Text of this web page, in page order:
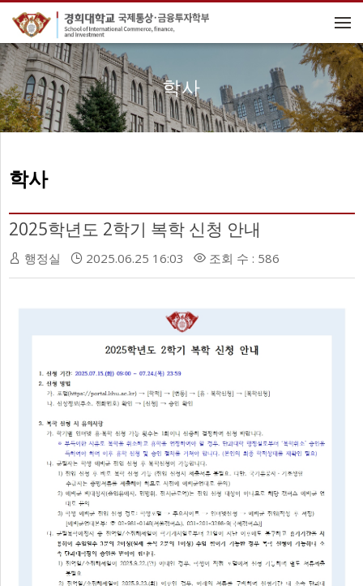
메뉴 건너뛰기
학사
학사
2025학년도 2학기 복학 신청 안내
행정실 2025.06.25 16:03 조회 수 : 586